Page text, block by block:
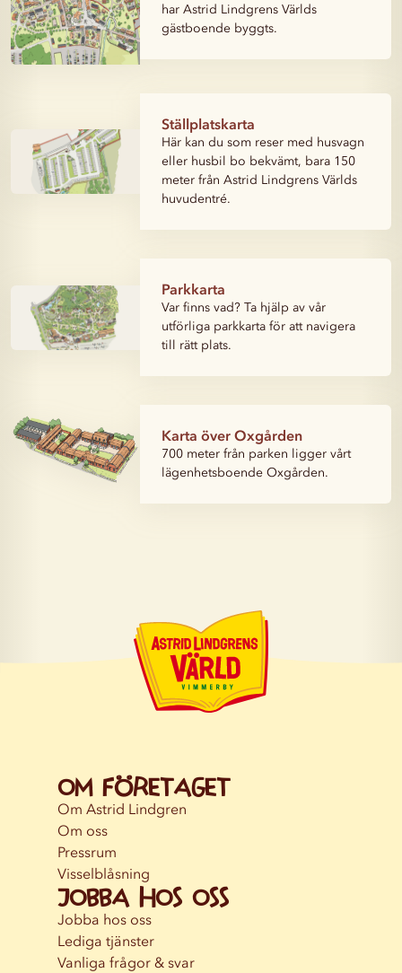
har Astrid Lindgrens Världs
gästboende byggts.
Ställplatskarta
Här kan du som reser med husvagn
eller husbil bo bekvämt, bara 150
meter från Astrid Lindgrens Världs
huvudentré.
Parkkarta
Var finns vad? Ta hjälp av vår
utförliga parkkarta för att navigera
till rätt plats.
Karta över Oxgården
700 meter från parken ligger vårt
lägenhetsboende Oxgården.
Om företaget
Om Astrid Lindgren
Om oss
Pressrum
Visselblåsning
Jobba hos oss
Jobba hos oss
Lediga tjänster
Vanliga frågor & svar